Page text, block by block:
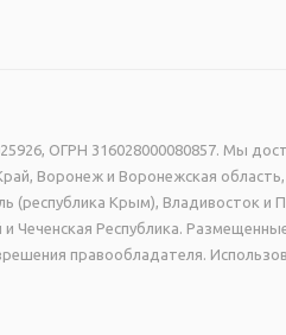
ОГРН 316028000080857. Мы
Воронеж и Воронежская
(республика Крым), Владивосток и
и Чеченская Республика.
правообладателя.